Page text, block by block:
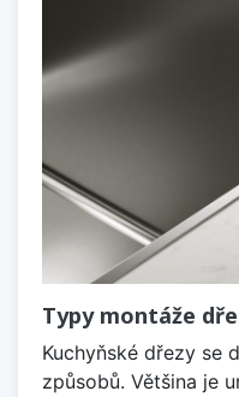
Typy montáže
Kuchyňské dřezy se
způsobů. Většina je